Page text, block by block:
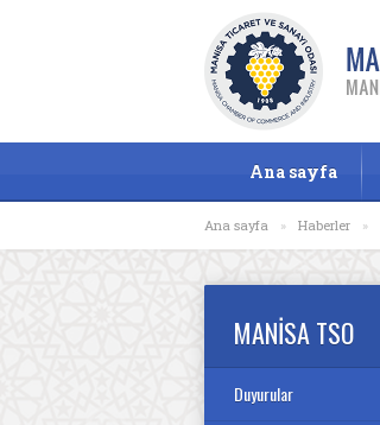
Ana sayfa
Ana sayfa » Haberler »
MANİSA TSO
Duyurular